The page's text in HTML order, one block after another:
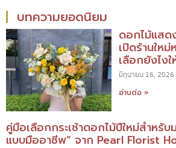
บทความยอดนิยม
ดอกไม้แสด
เปิดร้านให
เลือกยังไง
มิถุนายน 16, 2026
อ่านต่อ »
คู่มือเลือกกระเช้าดอกไม้ปีใหม่สำหรั
แบบมืออาชีพ” จาก Pearl Florist